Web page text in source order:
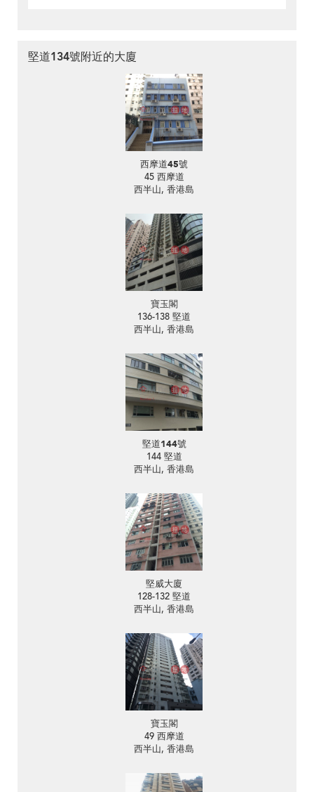
堅道134號附近的大廈
西摩道45號
45 西摩道
西半山, 香港島
寶玉閣
136-138 堅道
西半山, 香港島
堅道144號
144 堅道
西半山, 香港島
堅威大廈
128-132 堅道
西半山, 香港島
寶玉閣
49 西摩道
西半山, 香港島